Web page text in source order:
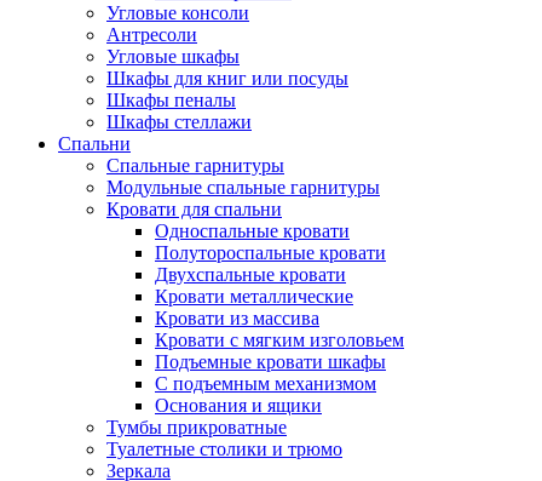
Угловые консоли
Антресоли
Угловые шкафы
Шкафы для книг или посуды
Шкафы пеналы
Шкафы стеллажи
Спальни
Спальные гарнитуры
Модульные спальные гарнитуры
Кровати для спальни
Односпальные кровати
Полутороспальные кровати
Двухспальные кровати
Кровати металлические
Кровати из массива
Кровати с мягким изголовьем
Подъемные кровати шкафы
С подъемным механизмом
Основания и ящики
Тумбы прикроватные
Туалетные столики и трюмо
Зеркала